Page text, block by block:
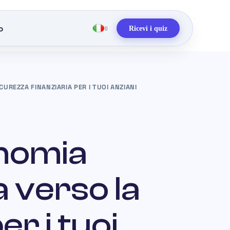
Ricevi i quiz
FINANZIARIA PER I TUOI ANZIANI
verso la